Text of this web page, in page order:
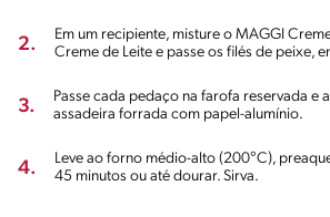
2.
Em um recipiente, misture o MAGGI
Creme de Leite e passe os filés de peixe,
3.
Passe cada pedaço na farofa reservada e
assadeira forrada com papel-alumínio.
4.
Leve ao forno médio-alto (200°C),
45 minutos ou até dourar. Sirva.